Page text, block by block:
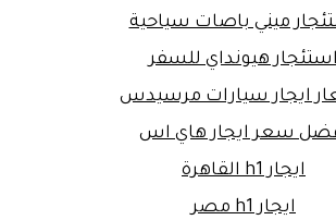
ميني باصات سياحية
هيونداي للسفر
ايجار سيارات مرسيدس
سعر ايجار هاي اس
ايجار h1 القاهرة
ايجار h1 مصر